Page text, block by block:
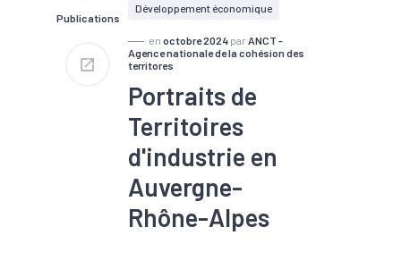
Publications
Développement économique
en octobre 2024 par ANCT -
Agence nationale de la cohésion des
territores
Portraits de
Territoires
d'industrie en
Auvergne-
Rhône-Alpes